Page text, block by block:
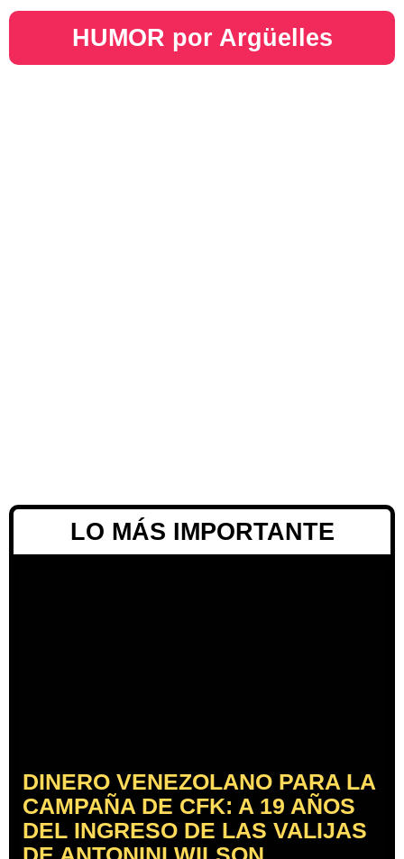
HUMOR por Argüelles​
LO MÁS IMPORTANTE
DINERO VENEZOLANO PARA LA
CAMPAÑA DE CFK: A 19 AÑOS
DEL INGRESO DE LAS VALIJAS